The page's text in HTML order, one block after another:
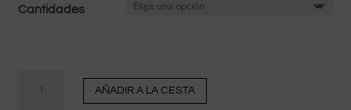
Cantidades
AÑADIR A LA CESTA